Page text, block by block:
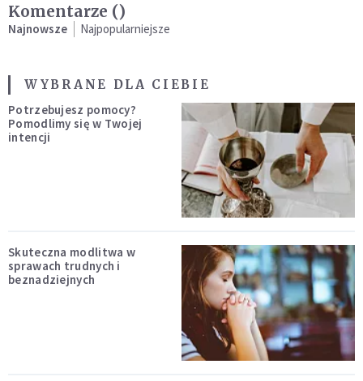
Komentarze ()
Najnowsze Najpopularniejsze
WYBRANE DLA CIEBIE
Potrzebujesz pomocy?
Pomodlimy się w Twojej
intencji
Skuteczna modlitwa w
sprawach trudnych i
beznadziejnych